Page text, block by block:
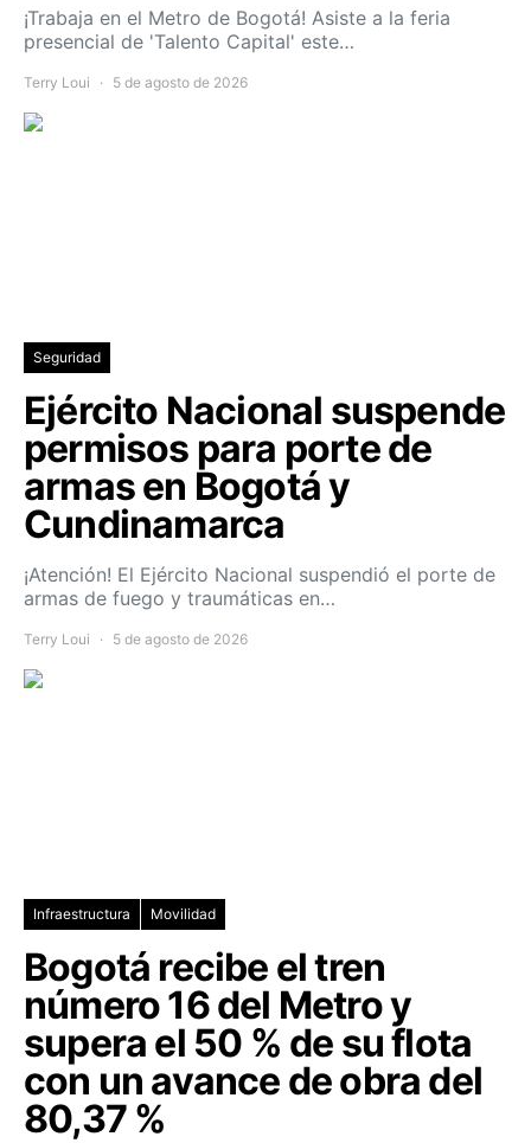
¡Trabaja en el Metro de Bogotá! Asiste a la feria
presencial de 'Talento Capital' este…
Terry Loui 5 de agosto de 2026
Seguridad
Ejército Nacional suspende
permisos para porte de
armas en Bogotá y
Cundinamarca
¡Atención! El Ejército Nacional suspendió el porte de
armas de fuego y traumáticas en…
Terry Loui 5 de agosto de 2026
Infraestructura Movilidad
Bogotá recibe el tren
número 16 del Metro y
supera el 50 % de su flota
con un avance de obra del
80,37 %